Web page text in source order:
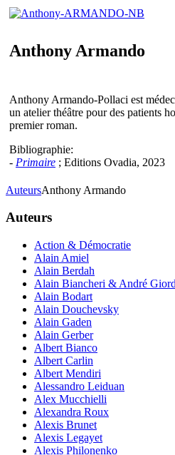
Anthony Armando
Anthony Armando-Pollaci est
un atelier théâtre pour des patients
premier roman.
Bibliographie:
- Primaire ; Editions Ovadia, 2023
AuteursAnthony Armando
Auteurs
Action & Démocratie
Alain Amiel
Alain Berdah
Alain Biancheri & André
Alain Bodart
Alain Douchevsky
Alain Gaden
Alain Gerber
Albert Bianco
Albert Carlin
Albert Mendiri
Alessandro Leiduan
Alex Mucchielli
Alexandra Roux
Alexis Brunet
Alexis Legayet
Alexis Philonenko